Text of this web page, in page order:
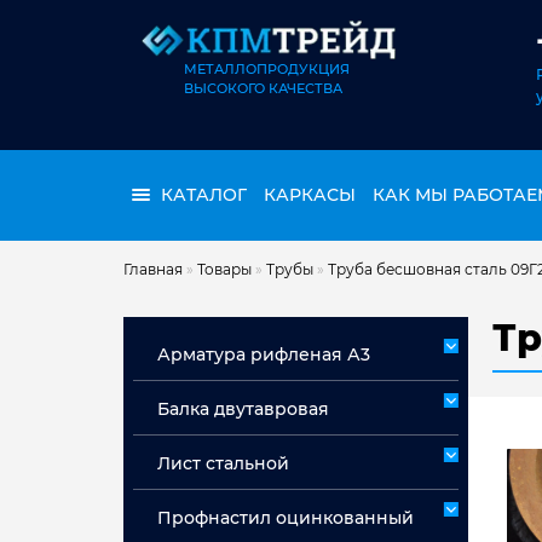
МЕТАЛЛОПРОДУКЦИЯ
ВЫСОКОГО КАЧЕСТВА
КАТАЛОГ КАРКАСЫ КАК МЫ
Главная » Товары » Трубы » Труба бесшовная сталь
Арматура рифленая А3
Арматура мерная А3
Балка двутавровая
Лист стальной
Профнастил оцинкованный